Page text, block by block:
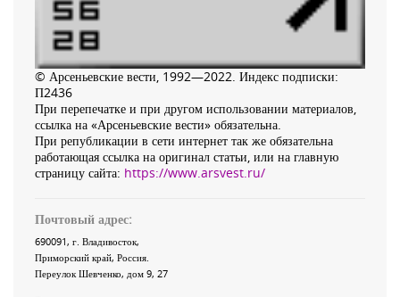
© Арсеньевские вести, 1992—2022. Индекс подписки:
П2436
При перепечатке и при другом использовании материалов,
ссылка на «Арсеньевские вести» обязательна.
При републикации в сети интернет так же обязательна
работающая ссылка на оригинал статьи, или на главную
страницу сайта: https://www.arsvest.ru/
Почтовый адрес:
690091, г. Владивосток,
Приморский край, Россия
Переулок Шевченко, дом 9, 27